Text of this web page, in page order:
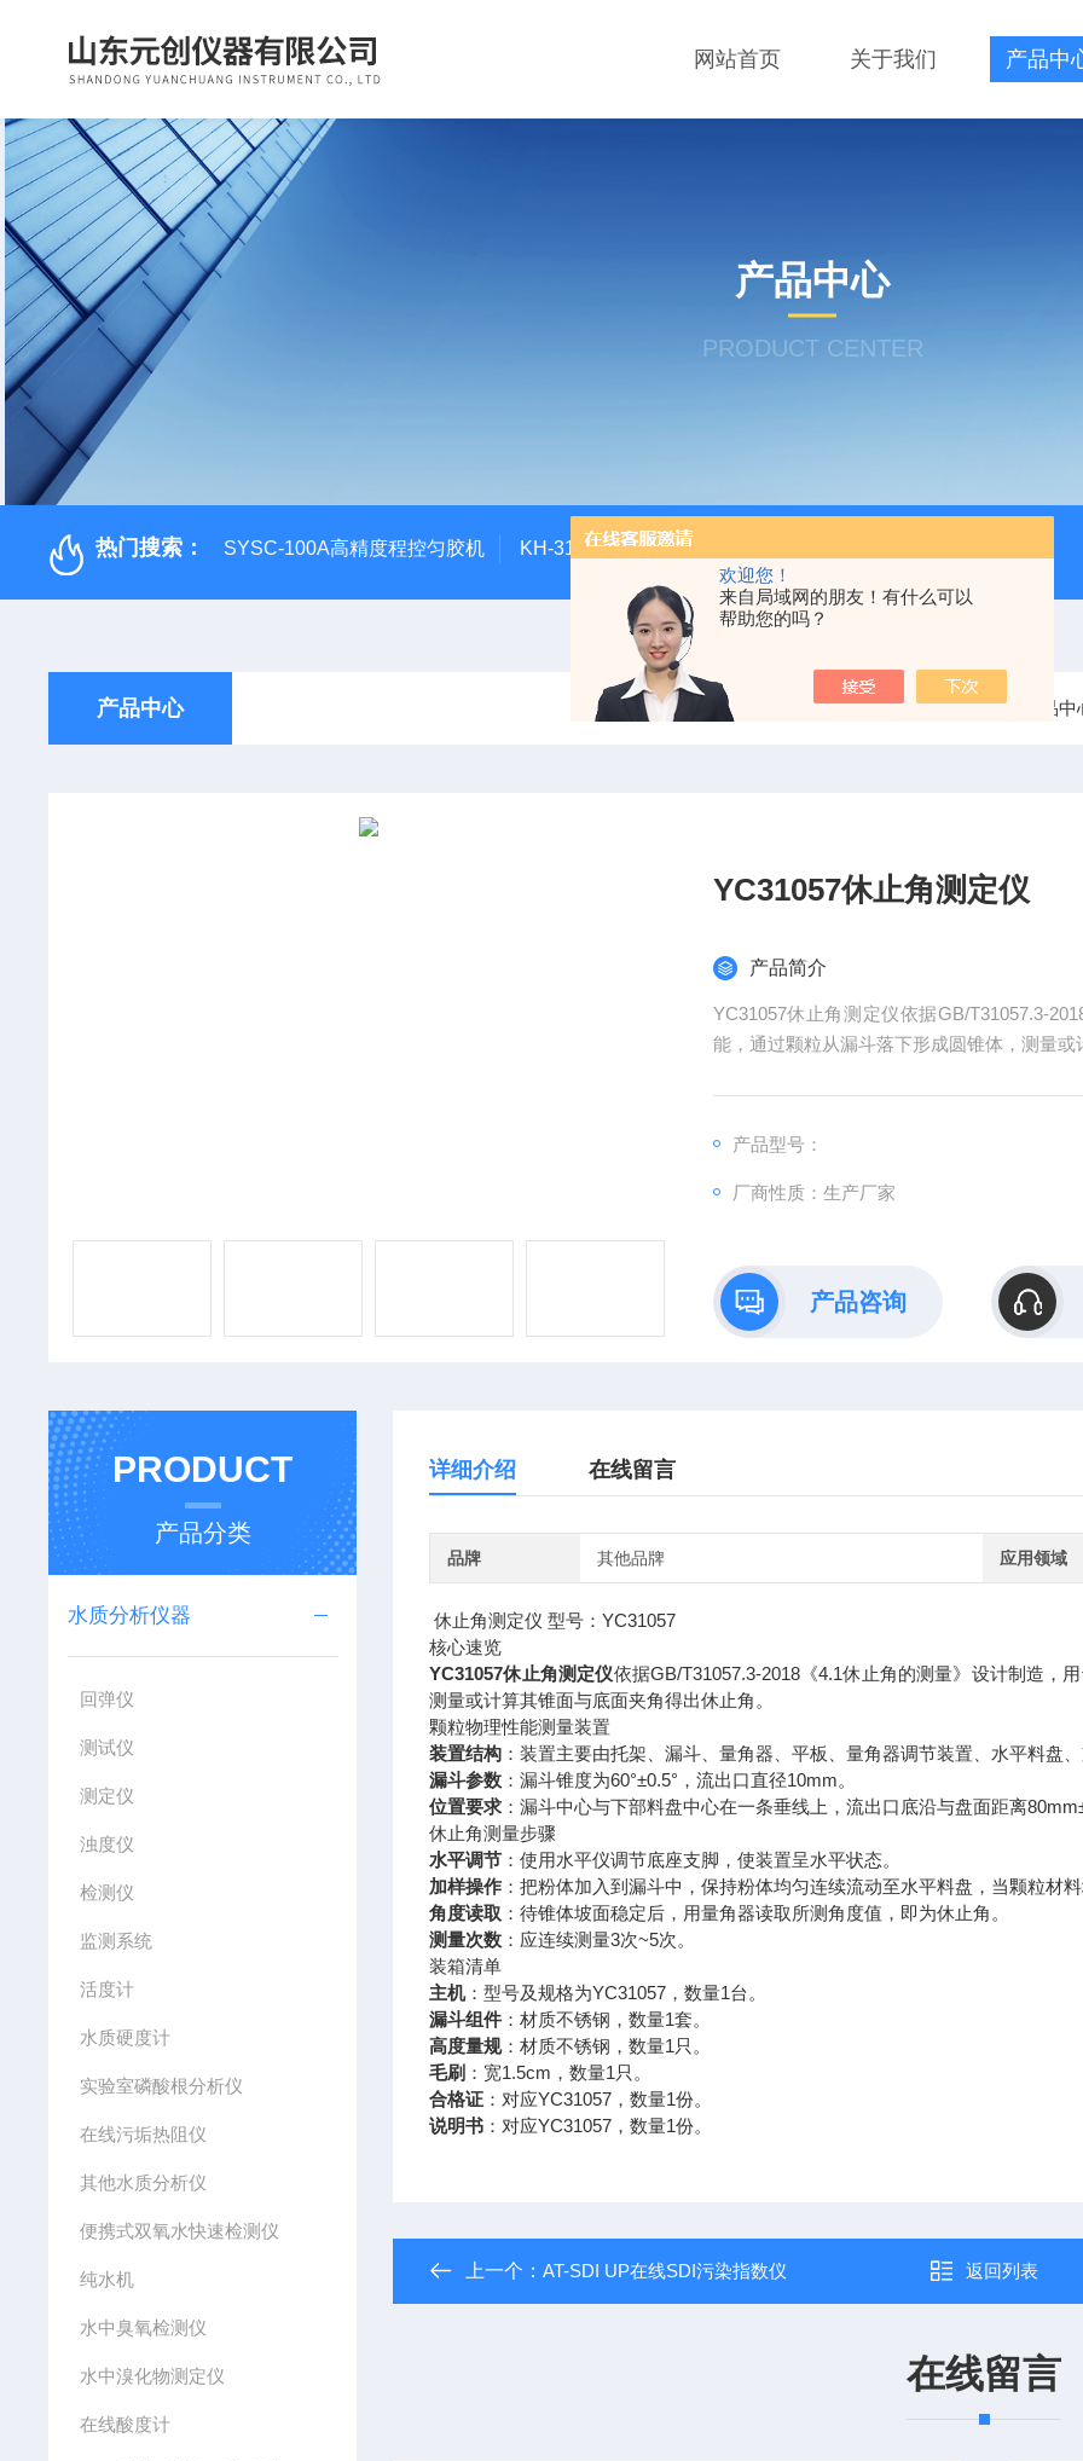
欢迎您！
来自局域网的朋友！有什么可以
帮助您的吗？
网站首页 关于我们 产品中
产品中心
PRODUCT CENTER
热门搜索： SYSC-100A高精度程控匀胶机 KH-3100新型全能型薄层色谱扫描仪
产品中心 当前位置：首页 产品中
YC31057休止角测定仪
产品简介
YC31057休止角测定仪依据GB/T31057.3-
能，通过颗粒从漏斗落下形成圆锥体，测量或
产品型号：
厂商性质：生产厂家
产品咨询
PRODUCT
产品分类
水质分析仪器
回弹仪
测试仪
测定仪
浊度仪
检测仪
监测系统
活度计
水质硬度计
实验室磷酸根分析仪
在线污垢热阻仪
其他水质分析仪
便携式双氧水快速检测仪
纯水机
水中臭氧检测仪
水中溴化物测定仪
在线酸度计
详细介绍 在线留言
品牌 其他品牌 应用领域
休止角测定仪 型号：YC31057
核心速览
YC31057休止角测定仪依据GB/T31057.3-2018《4.1休止角的测量》设计制造，
测量或计算其锥面与底面夹角得出休止角。
颗粒物理性能测量装置
装置结构 ：装置主要由托架、漏斗、量角器、平板、量角器调节装置、水平料盘
漏斗参数 ：漏斗锥度为60°±0.5°，流出口直径10mm。
位置要求 ：漏斗中心与下部料盘中心在一条垂线上，流出口底沿与盘面距离
休止角测量步骤
水平调节 ：使用水平仪调节底座支脚，使装置呈水平状态。
加样操作 ：把粉体加入到漏斗中，保持粉体均匀连续流动至水平料盘，当颗粒材
角度读取 ：待锥体坡面稳定后，用量角器读取所测角度值，即为休止角。
测量次数 ：应连续测量3次~5次。
装箱清单
主机：型号及规格为YC31057，数量1台。
漏斗组件 ：材质不锈钢，数量1套。
高度量规：材质不锈钢，数量1只。
毛刷 ：宽1.5cm，数量1只。
合格证 ：对应YC31057，数量1份。
说明书 ：对应YC31057，数量1份。
上一个：AT-SDI UP在线SDI污染指数仪 返回列表
在线留言